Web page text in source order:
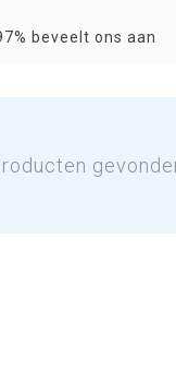
beveelt ons aan